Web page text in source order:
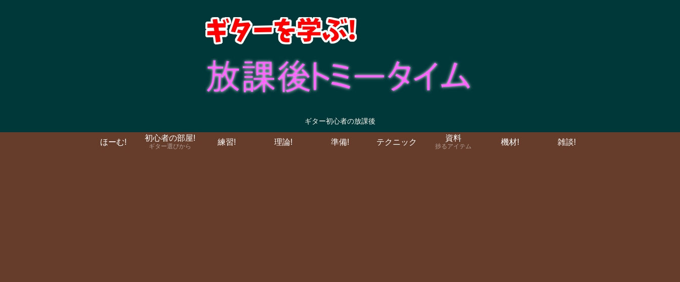
ギター初心者の放課後
ほーむ!
初心者の部屋!
ギター選びから
練習! 理論! 準備! テクニック
資料
捗るアイテム
機材! 雑談!